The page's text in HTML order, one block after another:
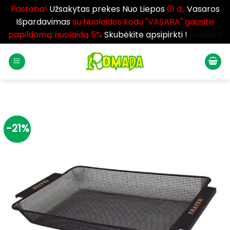
Pastaba! Užsakytas prekes Nuo Liepos01 d.,Vasaros
Išpardavimassu Nuolaidos kodu "VASARA" gausite
papildomą nuolaidą 5%Skubėkite apsipirkti !
-21%